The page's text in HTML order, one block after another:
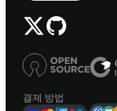
결제 방법